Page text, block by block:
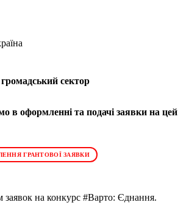
громадський сектор
в оформленні та подачі заявки на цей
ГРАНТОВОЇ ЗАЯВКИ
заявок на конкурс #Варто: Єднання.